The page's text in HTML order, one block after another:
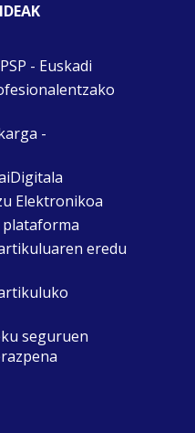
- Euskadi
-
Elektronikoa
eredu
seguruen